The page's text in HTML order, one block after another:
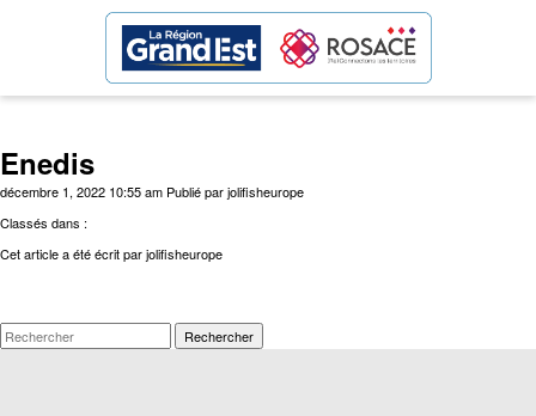
Enedis
décembre 1, 2022 10:55 am Publié parjolifisheurope
Classés dans :
Cet article a été écrit par jolifisheurope
Rechercher